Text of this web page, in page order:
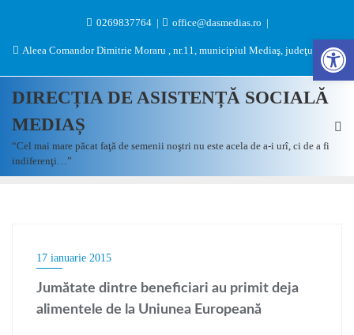
0269837764 office@dasmedias.ro
Aleea Comandor Dimitrie Moraru , nr.11, municipiul Mediaş, judeţul Sibiu
DIRECȚIA DE ASISTENȚĂ SOCIALĂ
MEDIAȘ
“Cel mai mare păcat faţă de semenii noştri nu este acela de a-i urî, ci de a fi
indiferenţi…”
17 ianuarie 2015
Jumătate dintre beneficiari au primit deja
alimentele de la Uniunea Europeană